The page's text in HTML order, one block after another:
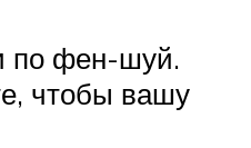
по фен-шуй.
чтобы вашу